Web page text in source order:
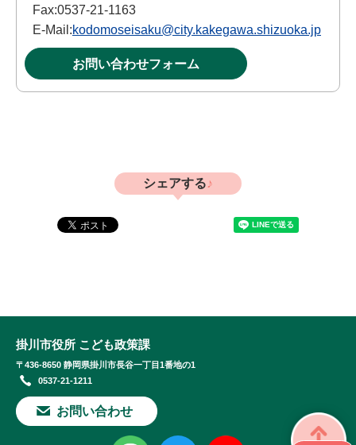
Fax:0537-21-1163
E-Mail:kodomoseisaku@city.kakegawa.shizuoka.jp
お問い合わせフォーム
シェアする
掛川市役所 こども政策課
〒436-8650 静岡県掛川市長谷一丁目1番地の1
0537-21-1211
お問い合わせ